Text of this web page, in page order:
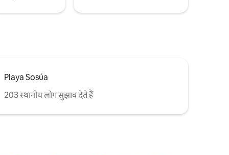
Playa Sosúa
203 स्थानीय लोग सुझाव देते हैं